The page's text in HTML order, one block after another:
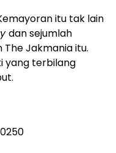
itu tak lain
dan sejumlah
Jakmania itu.
yang terbilang